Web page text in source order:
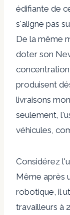
édifiante de
s'aligne pas
De la même
doter son
concentration
produisent
livraisons
seulement,
véhicules,
Considérez
Même après
robotique, il
travailleurs à